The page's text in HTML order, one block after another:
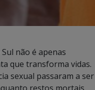
não é apenas
que transforma vidas.
sexual passaram a ser